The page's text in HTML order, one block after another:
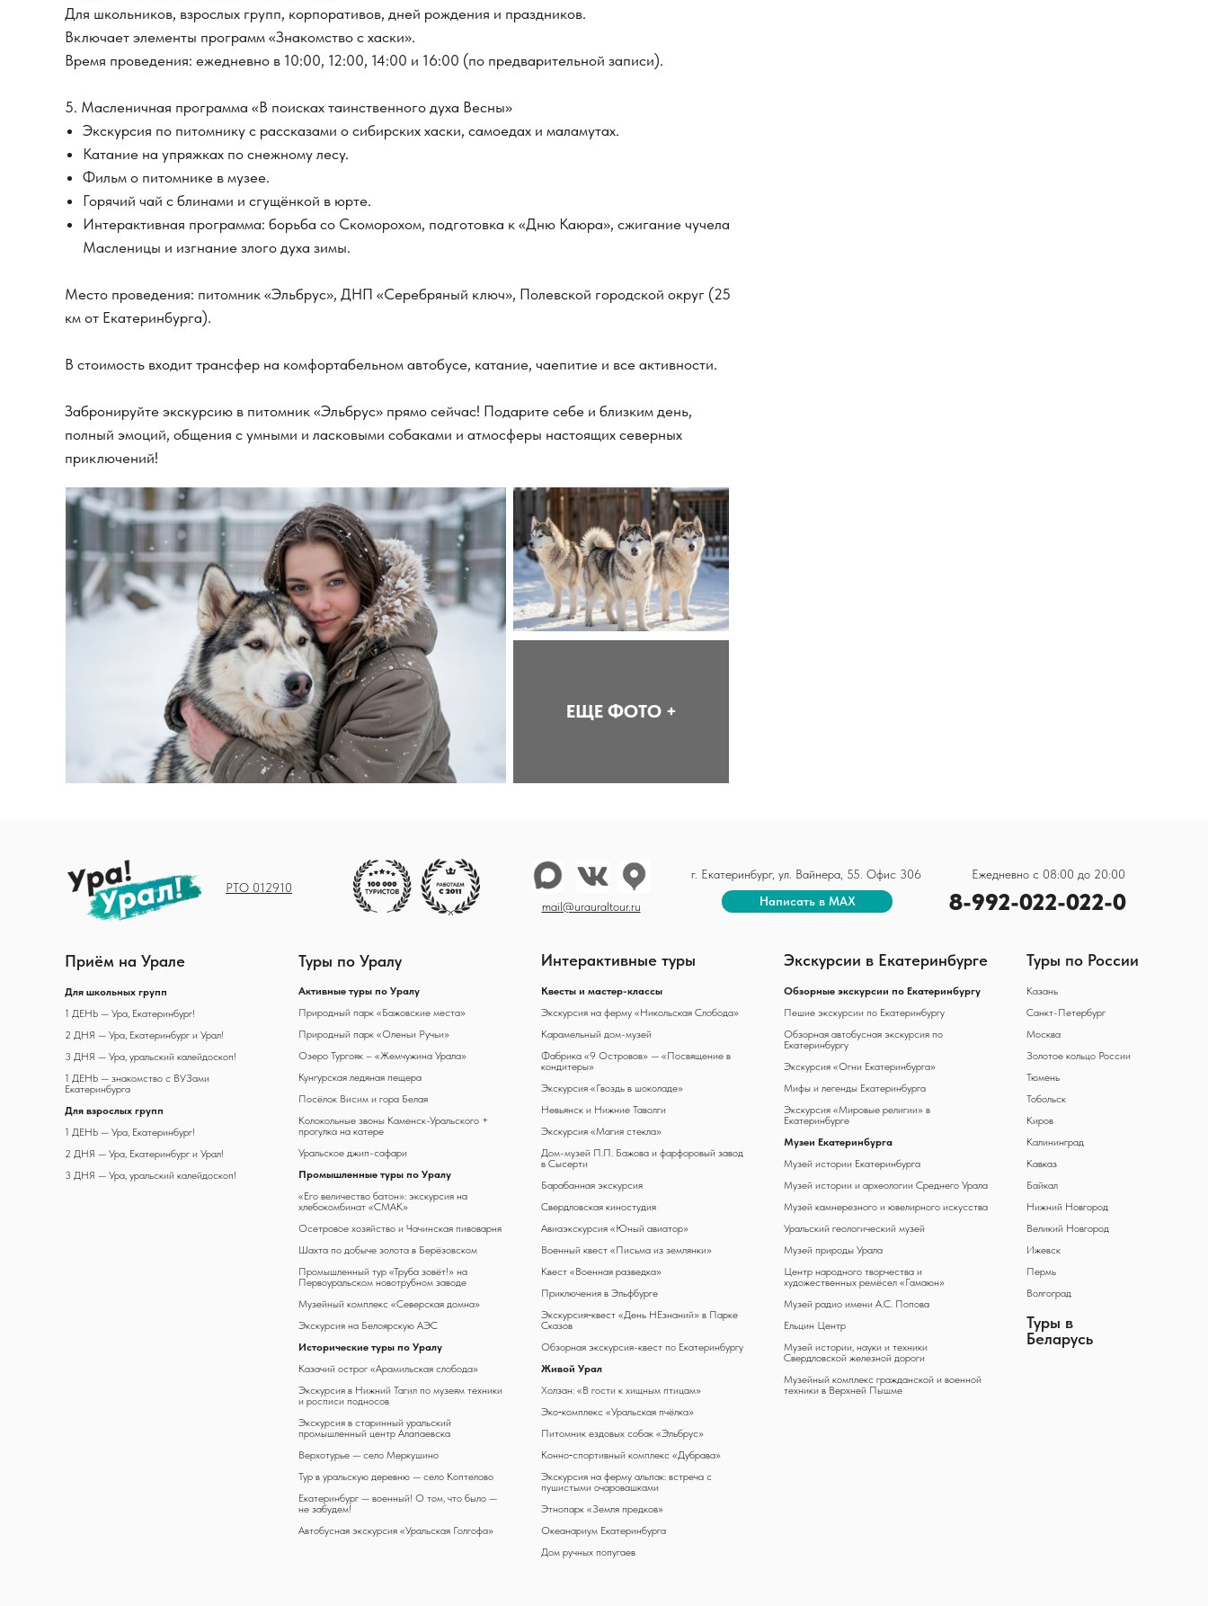
Для школьников, взрослых групп, корпоративов, дней рождения и праздников.
Включает элементы программ «Знакомство с хаски».
Время проведения: ежедневно в 10:00, 12:00, 14:00 и 16:00 (по предварительной записи).
5. Масленичная программа «В поисках таинственного духа Весны»
Экскурсия по питомнику с рассказами о сибирских хаски, самоедах и маламутах.
Катание на упряжках по снежному лесу.
Фильм о питомнике в музее.
Горячий чай с блинами и сгущёнкой в юрте.
Интерактивная программа: борьба со Скоморохом, подготовка к «Дню Каюра», сжигание чучела
Масленицы и изгнание злого духа зимы.
Место проведения: питомник «Эльбрус», ДНП «Серебряный ключ», Полевской городской округ (25
км от Екатеринбурга).
В стоимость входит трансфер на комфортабельном автобусе, катание, чаепитие и все активности.
Забронируйте экскурсию в питомник «Эльбрус» прямо сейчас! Подарите себе и близким день,
полный эмоций, общения с умными и ласковыми собаками и атмосферы настоящих северных
приключений!
ЕЩЕ ФОТО +
Туры по Уралу
Активные туры по Уралу
Природный парк «Бажовские места»
Природный парк «Оленьи Ручьи»
Озеро Тургояк – «Жемчужина Урала»
Кунгурская ледяная пещера
Посёлок Висим и гора Белая
Колокольные звоны Каменск-Уральского +
прогулка на катере
Уральское джип-сафари
Промышленные туры по Уралу
«Его величество батон»: экскурсия на
хлебокомбинат «СМАК»
Осетровое хозяйство и Чачинская пивоварня
Шахта по добыче золота в Берёзовском
Промышленный тур «Труба зовёт!» на
Первоуральском новотрубном заводе
Музейный комплекс «Северская домна»
Экскурсия на Белоярскую АЭС
Исторические туры по Уралу
Казачий острог «Арамильская слобода»
Экскурсия в Нижний Тагил по музеям техники
и росписи подносов
Экскурсия в старинный уральский
промышленный центр Алапаевска
Верхотурье — село Меркушино
Тур в уральскую деревню — село Коптелово
Екатеринбург — военный! О том, что было —
не забудем!
Автобусная экскурсия «Уральская Голгофа»
Интерактивные туры
Квесты и мастер-классы
Экскурсия на ферму «Никольская Слобода»
Карамельный дом-музей
Фабрика «9 Островов» — «Посвящение в
кондитеры»
Экскурсия «Гвоздь в шоколаде»
Невьянск и Нижние Таволги
Экскурсия «Магия стекла»
Дом-музей П.П. Бажова и фарфоровый завод
в Сысерти
Барабанная экскурсия
Свердловская киностудия
Авиаэкскурсия «Юный авиатор»
Военный квест «Письма из землянки»
Квест «Военная разведка»
Приключения в Эльфбурге
Экскурсия‑квест «День НЕзнаний» в Парке
Сказов
Обзорная экскурсия-квест по Екатеринбургу
Живой Урал
Холзан: «В гости к хищным птицам»
Эко‑комплекс «Уральская пчёлка»
Питомник ездовых собак «Эльбрус»
Конно‑спортивный комплекс «Дубрава»
Экскурсия на ферму альпак: встреча с
пушистыми очаровашками
Этнопарк «Земля предков»
Океанариум Екатеринбурга
Дом ручных попугаев
г. Екатеринбург, ул. Вайнера, 55. Офис 306 Ежедневно с 08:00 до 20:00
8-992-022-022-0
Туры в
Беларусь
РТО 012910
Приём на Урале
Для школьных групп
1 ДЕНЬ — Ура, Екатеринбург!
2 ДНЯ — Ура, Екатеринбург и Урал!
3 ДНЯ — Ура, уральский калейдоскоп!
1 ДЕНЬ — знакомство с ВУЗами
Екатеринбурга
Для взрослых групп
1 ДЕНЬ — Ура, Екатеринбург!
2 ДНЯ — Ура, Екатеринбург и Урал!
3 ДНЯ — Ура, уральский калейдоскоп!
Экскурсии в Екатеринбурге
Обзорные экскурсии по Екатеринбургу
Пешие экскурсии по Екатеринбургу
Обзорная автобусная экскурсия по
Екатеринбургу
Экскурсия «Огни Екатеринбурга»
Мифы и легенды Екатеринбурга
Экскурсия «Мировые религии» в
Екатеринбурге
Музеи Екатеринбурга
Музей истории Екатеринбурга
Музей истории и археологии Среднего Урала
Музей камнерезного и ювелирного искусства
Уральский геологический музей
Музей природы Урала
Центр народного творчества и
художественных ремёсел «Гамаюн»
Музей радио имени А.С. Попова
Ельцин Центр
Музей истории, науки и техники
Свердловской железной дороги
Музейный комплекс гражданской и военной
техники в Верхней Пышме
Туры по России
Казань
Санкт-Петербург
Москва
Золотое кольцо России
Тюмень
Тобольск
Киров
Калининград
Кавказ
Байкал
Нижний Новгород
Великий Новгород
Ижевск
Пермь
Волгоград
mail@urauraltour.ru Написать в MAX